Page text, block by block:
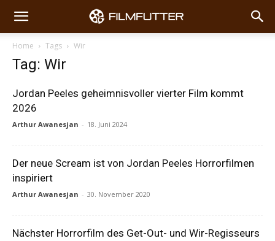
Home Tags Wir
Tag: Wir
Jordan Peeles geheimnisvoller vierter Film kommt
2026
Arthur Awanesjan - 18. Juni 2024
Der neue Scream ist von Jordan Peeles Horrorfilmen
inspiriert
Arthur Awanesjan - 30. November 2020
Nächster Horrorfilm des Get-Out- und Wir-Regisseurs